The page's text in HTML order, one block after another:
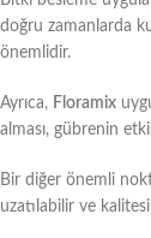
doğru zamanlarda
önemlidir.
Ayrıca, Floramix
alması, gübrenin
Bir diğer önemli
uzatılabilir ve